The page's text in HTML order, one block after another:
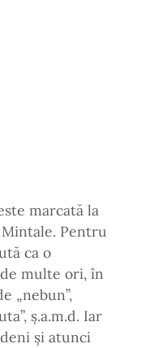
marcată la
Pentru
ca o
multe ori, în
„nebun”,
ș.a.m.d. Iar
și atunci